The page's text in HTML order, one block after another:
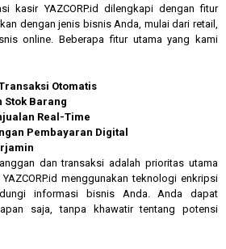
kasir YAZCORP.id dilengkapi dengan fitur
dengan jenis bisnis Anda, mulai dari retail,
online. Beberapa fitur utama yang kami
Otomatis
Stok Barang
Real-Time
Pembayaran Digital
dan transaksi adalah prioritas utama
menggunakan teknologi enkripsi
informasi bisnis Anda. Anda dapat
saja, tanpa khawatir tentang potensi